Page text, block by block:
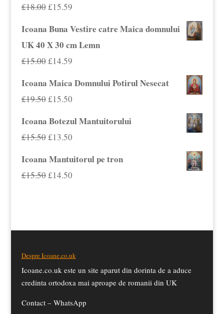
£18.00Prețul
£15.59Prețul
Icoana Buna Vestire catre Maica domnului
UK 40 X 30 cm Lemn
£15.00Prețul
£15.00.
£14.59Prețul
Icoana Maica Domnului Potirul Nesecat
£19.50Prețul
£19.50.
£15.50Prețul
Icoana Botezul Mantuitorului
£15.50Prețul
£13.50Prețul
Icoana Mantuitorul pe tron
£15.50Prețul
£14.50Prețul
Despre Icoane.co.uk
Icoane.co.uk este un site aparut din dorinta de a aduce
credinta ortodoxa mai aproape de romanii din UK
Contact – WhatsApp